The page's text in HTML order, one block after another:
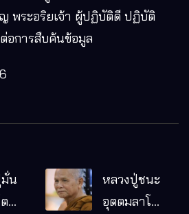
พระอริยเจ้า ผู้ปฏิบัติดี ปฏิบัติ
อการสืบค้นข้อมูล
น
หลวงปู่ชนะ
อุตตมลาโภ